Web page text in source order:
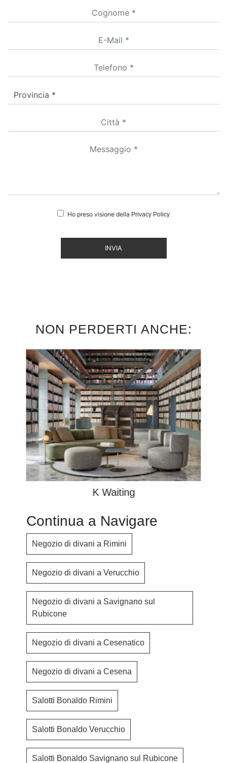
Ho preso visione della Privacy Policy
INVIA
NON PERDERTI ANCHE:
K Waiting
Continua a Navigare
Negozio di divani a Rimini
Negozio di divani a Verucchio
Negozio di divani a Savignano sul
Rubicone
Negozio di divani a Cesenatico
Negozio di divani a Cesena
Salotti Bonaldo Rimini
Salotti Bonaldo Verucchio
Salotti Bonaldo Savignano sul Rubicone